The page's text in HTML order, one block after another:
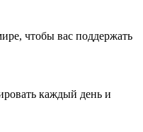
чтобы вас поддержать
каждый день и